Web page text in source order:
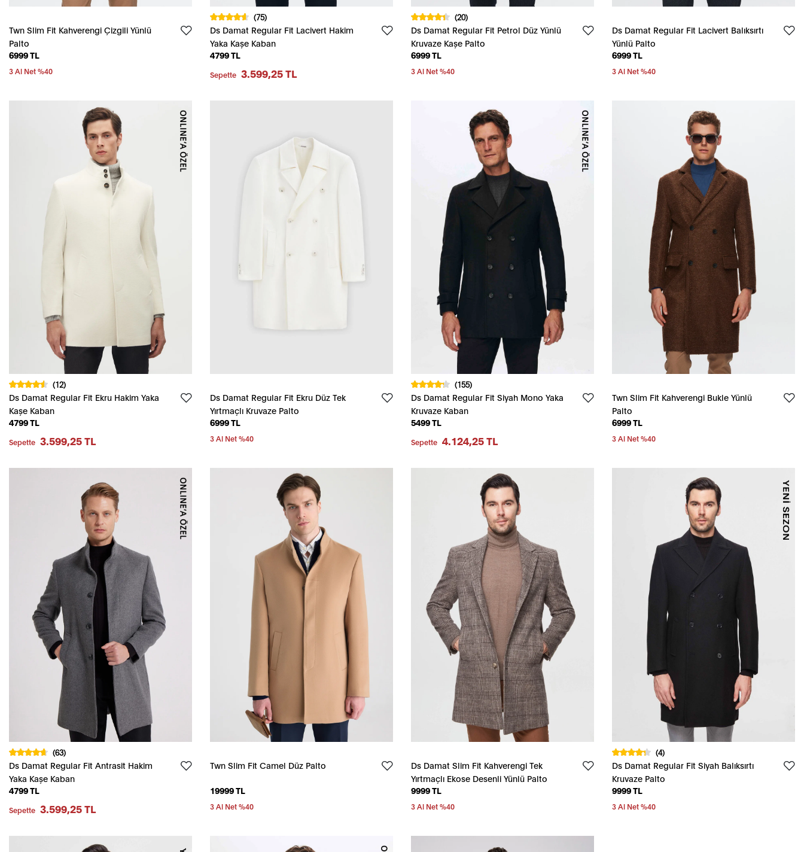
Twn Slim Fit Kahverengi Çizgili Yünlü
Palto
6999 TL
3 Al Net %40
(75)
Ds Damat Regular Fit Lacivert Hakim
Yaka Kaşe Kaban
4799 TL
Sepette 3.599,25 TL
(20)
Ds Damat Regular Fit Petrol Düz Yünlü
Kruvaze Kaşe Palto
6999 TL
3 Al Net %40
Ds Damat Regular Fit Lacivert Balıksırtı
Yünlü Palto
6999 TL
3 Al Net %40
(12)
Ds Damat Regular Fit Ekru Hakim Yaka
Kaşe Kaban
4799 TL
Sepette 3.599,25 TL
Ds Damat Regular Fit Ekru Düz Tek
Yırtmaçlı Kruvaze Palto
6999 TL
3 Al Net %40
(155)
Ds Damat Regular Fit Siyah Mono Yaka
Kruvaze Kaban
5499 TL
Sepette 4.124,25 TL
Twn Slim Fit Kahverengi Bukle Yünlü
Palto
6999 TL
3 Al Net %40
(63)
Ds Damat Regular Fit Antrasit Hakim
Yaka Kaşe Kaban
4799 TL
Sepette 3.599,25 TL
Twn Slim Fit Camel Düz Palto
19999 TL
3 Al Net %40
Ds Damat Slim Fit Kahverengi Tek
Yırtmaçlı Ekose Desenli Yünlü Palto
9999 TL
3 Al Net %40
(4)
Ds Damat Regular Fit Siyah Balıksırtı
Kruvaze Palto
9999 TL
3 Al Net %40